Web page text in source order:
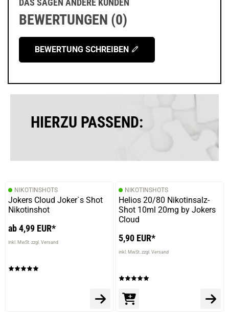
DAS SAGEN ANDERE KUNDEN
BEWERTUNGEN (0)
BEWERTUNG SCHREIBEN
HIERZU PASSEND:
NIKOTINSHOTS
Jokers Cloud Joker`s Shot
Nikotinshot
ab 4,99 EUR*
inkl. MwSt. zzgl. Versand
NIKOTINSHOTS
Helios 20/80 Nikotinsalz-
Shot 10ml 20mg by Jokers
Cloud
5,90 EUR*
inkl. MwSt. zzgl. Versand